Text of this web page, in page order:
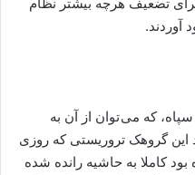
آوردند.
۱- پس از عملیات اواخر تابستان ۹۰ سپاه، که می توان از آن به
این گروهک تروریستی که روزی
کاملا به حاشیه رانده شده